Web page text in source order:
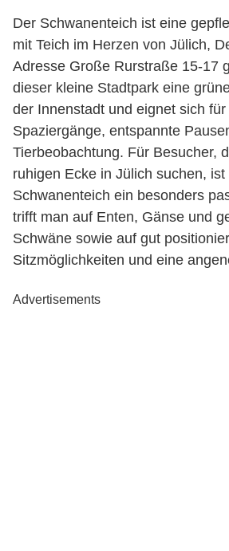
Der Schwanenteich ist eine
mit Teich im Herzen von Jülich,
Adresse Große Rurstraße 15-17
dieser kleine Stadtpark eine
der Innenstadt und eignet sich
Spaziergänge, entspannte
Tierbeobachtung. Für Besucher,
ruhigen Ecke in Jülich suchen, ist
Schwanenteich ein besonders
trifft man auf Enten, Gänse und
Schwäne sowie auf gut
Sitzmöglichkeiten und eine
Advertisements